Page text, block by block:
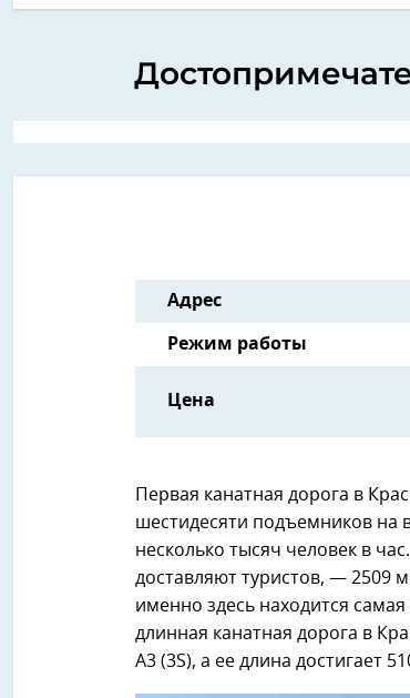
Адрес
Режим работы
Цена
Первая канатная дорога в
шестидесяти подъемников на
несколько тысяч человек в
доставляют туристов, — 2509
именно здесь находится
длинная канатная дорога в
А3 (3S), а ее длина достигает